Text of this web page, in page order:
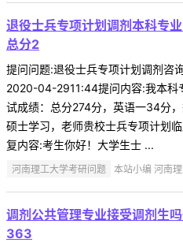
退役士兵专项计划调剂本科专
总分2
提问问题:退役士兵专项计划调剂咨
2020-04-2911:44提问内容:我本科
试成绩：总分274分，英语一34分
硕士学习，老师贵校士兵专项计划
复内容:考生你好！大学生士 ...
河南理工大学考研问题 本站小编 河南
调剂公共管理专业接受调剂生
363